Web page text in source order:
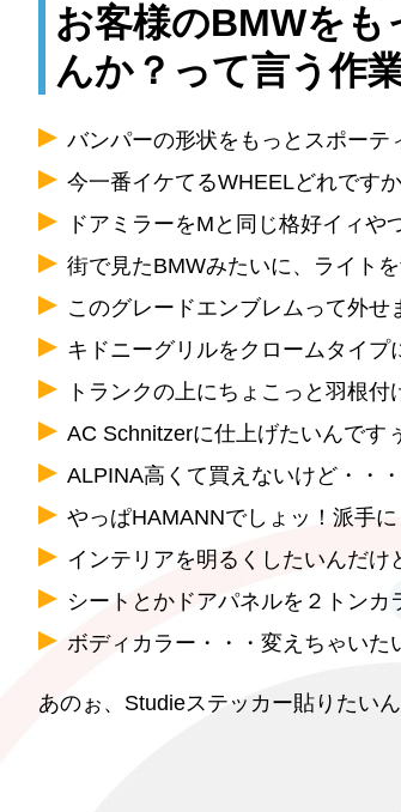
お客様のBMWを
んか？って言う作
バンパーの形状をもっとスポーテ
今一番イケてるWHEELどれですか
ドアミラーをMと同じ格好イィや
街で見たBMWみたいに、ライト
このグレードエンブレムって外せ
キドニーグリルをクロームタイプ
トランクの上にちょこっと羽根付
AC Schnitzerに仕上げたいんです
ALPINA高くて買えないけど・・・
やっぱHAMANNでしょッ！派手に
インテリアを明るくしたいんだけ
シートとかドアパネルを２トンカ
ボディカラー・・・変えちゃいた
あのぉ、Studieステッカー貼りたい